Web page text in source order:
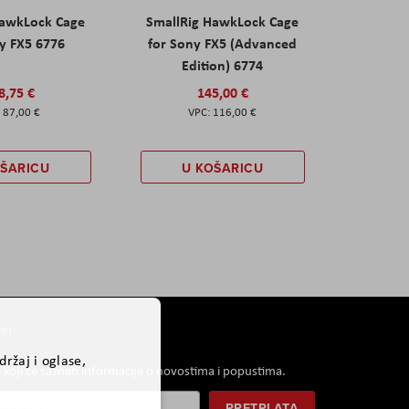
Cage
FX5 6776
€
87,00 €
SmallRig HawkLock Cage
for Sony FX5 (Advanced
Edition) 6774
145,00 €
116,00 €
U KOŠARICU
će saznati informacije o novostima i popustima.
i oglase,